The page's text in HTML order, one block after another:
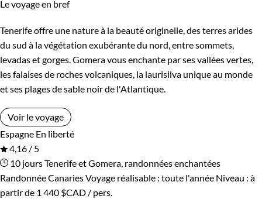
Le voyage en bref
Tenerife offre une nature à la beauté originelle, des terres arides
du sud à la végétation exubérante du nord, entre sommets,
levadas et gorges. Gomera vous enchante par ses vallées vertes,
les falaises de roches volcaniques, la laurisilva unique au monde
et ses plages de sable noir de l'Atlantique.
Voir le voyage
Espagne En liberté
4,16 / 5
10 joursTenerife et Gomera, randonnées enchantées
Randonnée CanariesVoyage réalisable : toute l'année Niveau : à
partir de 1 440 $CAD / pers.